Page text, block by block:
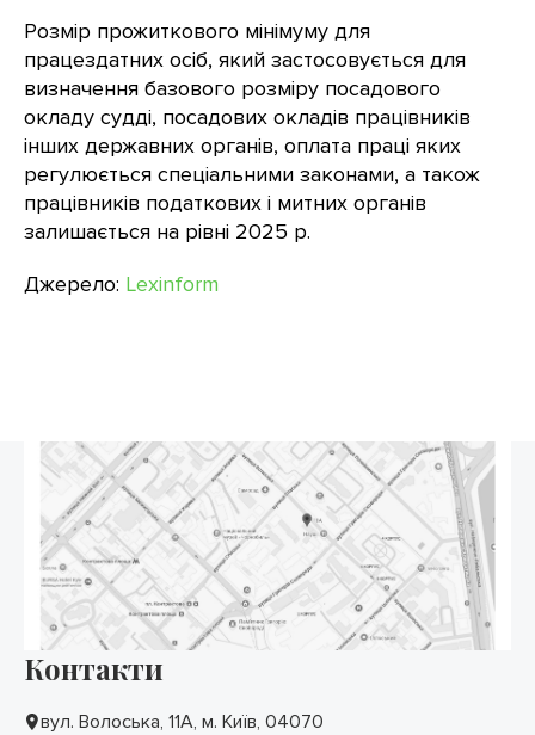
Розмір прожиткового мінімуму для
працездатних осіб, який застосовується для
визначення базового розміру посадового
окладу судді, посадових окладів працівників
інших державних органів, оплата праці яких
регулюється спеціальними законами, а також
працівників податкових і митних органів
залишається на рівні 2025 р.
Джерело: Lexinform
Контакти
вул. Волоська, 11А, м. Київ, 04070